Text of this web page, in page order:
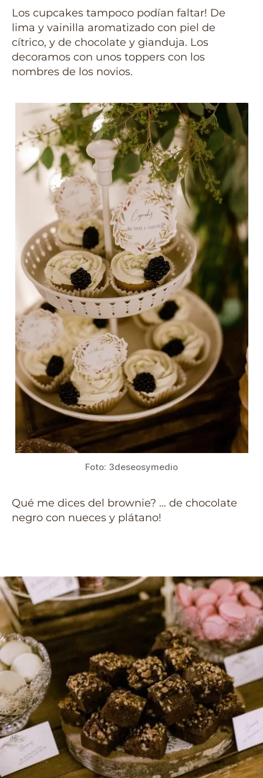
Los cupcakes tampoco podían faltar! De
lima y vainilla aromatizado con piel de
cítrico, y de chocolate y gianduja. Los
decoramos con unos toppers con los
nombres de los novios.
Foto: 3deseosymedio
Qué me dices del brownie? … de chocolate
negro con nueces y plátano!